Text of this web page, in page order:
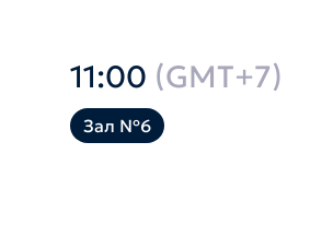
11:00 (GMT+7)
Зал №6